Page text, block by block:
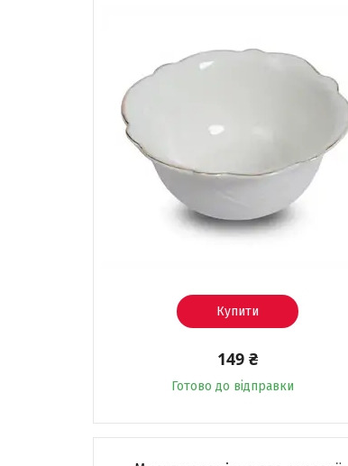
Купити
149 ₴
Готово до відправки